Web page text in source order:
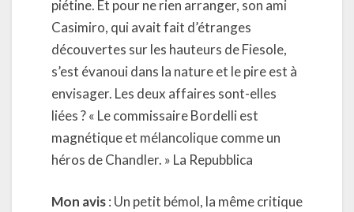
piétine. Et pour ne rien arranger, son ami
Casimiro, qui avait fait d’étranges
découvertes sur les hauteurs de Fiesole,
s’est évanoui dans la nature et le pire est à
envisager. Les deux affaires sont-elles
liées ? « Le commissaire Bordelli est
magnétique et mélancolique comme un
héros de Chandler. » La Repubblica
Mon avis: Un petit bémol, la même critique